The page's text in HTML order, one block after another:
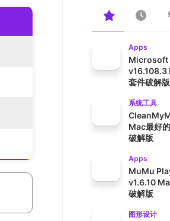
Apps
Microsoft
v16.108.3
套件破解
系统工具
Mac最好
破解版
Apps
MuMu
v1.6.10
破解版
图形设计